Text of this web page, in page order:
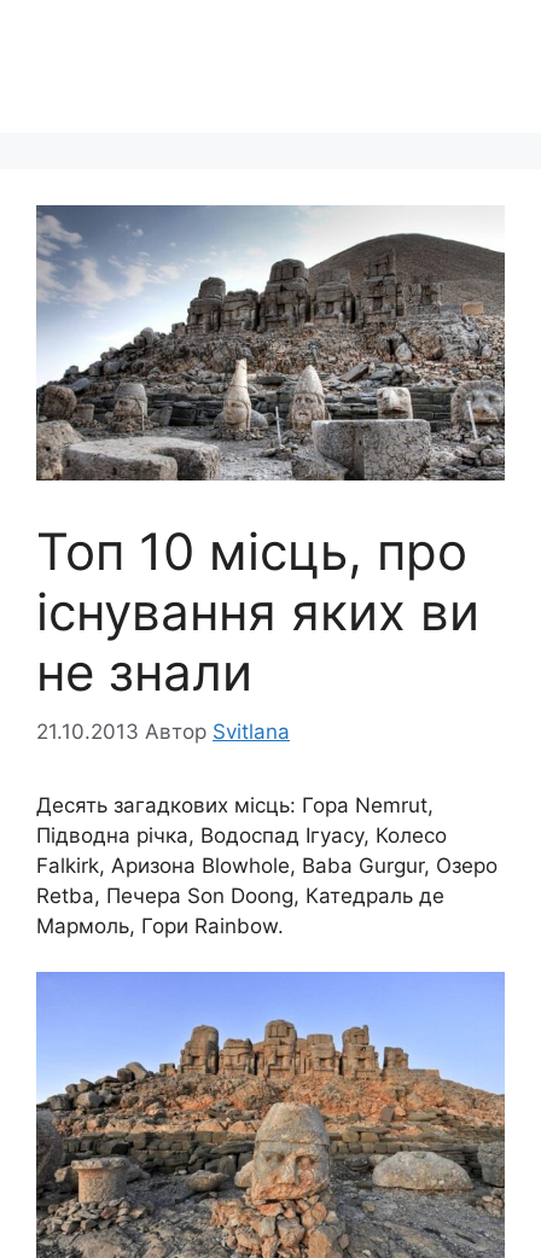
Топ 10 місць, про
існування яких ви
не знали
21.10.2013 Автор Svitlana
Десять загадкових місць: Гора Nemrut,
Підводна річка, Водоспад Ігуасу, Колесо
Falkirk, Аризона Blowhole, Baba Gurgur, Озеро
Retba, Печера Son Doong, Катедраль де
Мармоль, Гори Rainbow.